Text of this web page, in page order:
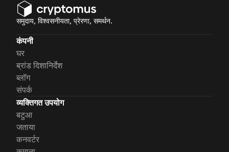
समुदाय, विश्वसनीयता, प्रेरणा, समर्थन.
कंपनी
घर
ब्रांड दिशानिर्देश
ब्लॉग
संपर्क
व्यक्तिगत उपयोग
बटुआ
जताया
कनवर्टर